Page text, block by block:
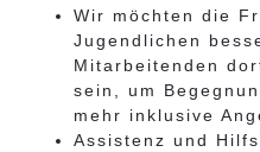
Wir möchten die
Jugendlichen
Mitarbeitenden
sein, um
mehr inklusive
Assistenz und